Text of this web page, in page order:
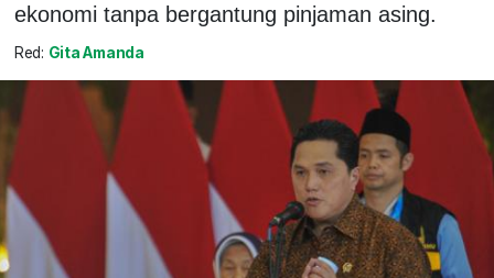
ekonomi tanpa bergantung pinjaman asing.
Red: Gita Amanda